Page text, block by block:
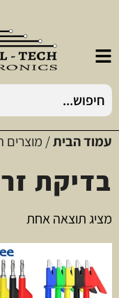
עמוד הבית/ מוצרים
בדיקת
מציג תוצאה אחת